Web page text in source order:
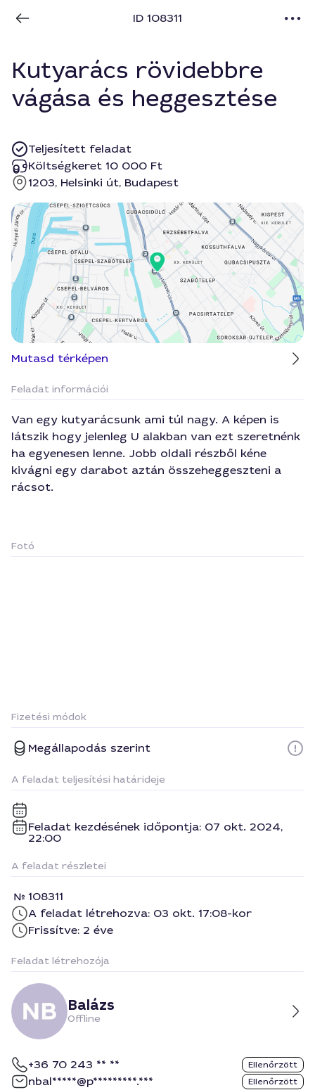
ID 108311
Kutyarács rövidebbre
vágása és heggesztése
Teljesített feladat
Költségkeret 10 000 Ft
1203, Helsinki út, Budapest
Mutasd térképen
Feladat információi
Van egy kutyarácsunk ami túl nagy. A képen is
látszik hogy jelenleg U alakban van ezt szeretnénk
ha egyenesen lenne. Jobb oldali részből kéne
kivágni egy darabot aztán összeheggeszteni a
rácsot.
Fotó
Fizetési módok
Megállapodás szerint
A feladat teljesítési határideje
Feladat kezdésének időpontja: 07 okt. 2024,
22:00
A feladat részletei
108311
A feladat létrehozva: 03 okt. 17:08-kor
Frissítve: 2 éve
Feladat létrehozója
Balázs
Offline
+36 70 243 ** ** Ellenőrzött
nbal*****@p*********.*** Ellenőrzött